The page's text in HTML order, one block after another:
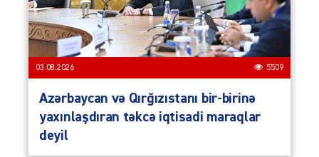
03.08.2026 5509
Azərbaycan və Qırğızıstanı bir-birinə
yaxınlaşdıran təkcə iqtisadi maraqlar
deyil